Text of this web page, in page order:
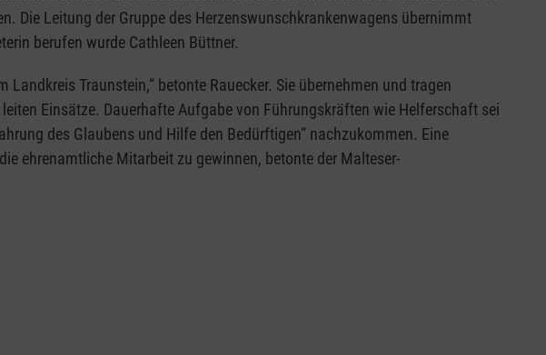
Die Leitung der Gruppe des Herzenswunschkrankenwagens übernimmt
berufen wurde Cathleen Büttner.
Traunstein,“ betonte Rauecker. Sie übernehmen und tragen
Einsätze. Dauerhafte Aufgabe von Führungskräften wie Helferschaft sei
des Glaubens und Hilfe den Bedürftigen“ nachzukommen. Eine
ehrenamtliche Mitarbeit zu gewinnen, betonte der Malteser-